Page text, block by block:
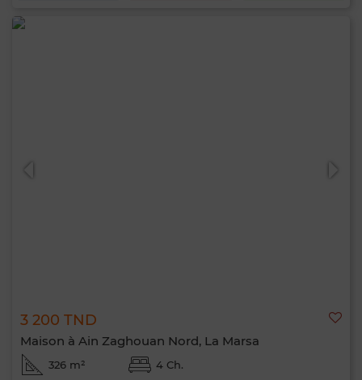
3 200 TND
Maison à Ain Zaghouan Nord, La Marsa
326 m² 4 Ch.